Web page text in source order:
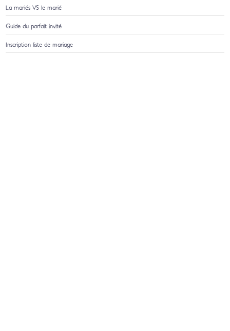
La mariés VS le marié
Guide du parfait invité
Inscription liste de mariage